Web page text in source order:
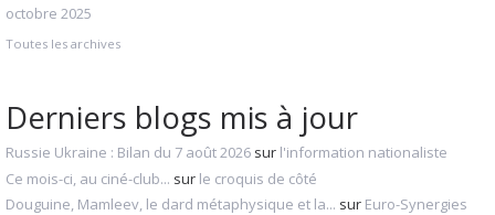
octobre 2025
Toutes les archives
Derniers blogs mis à jour
Russie Ukraine : Bilan du 7 août 2026 sur l'information nationaliste
Ce mois-ci, au ciné-club... sur le croquis de côté
Douguine, Mamleev, le dard métaphysique et la... sur Euro-Synergies